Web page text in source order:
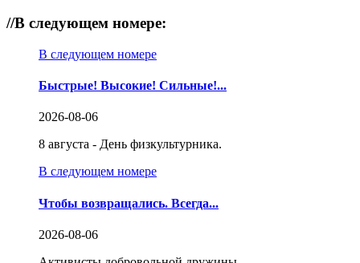
//В следующем номере:
В следующем номере
Быстрые! Высокие! Сильные!...
2026-08-06
8 августа - День физкультурника.
В следующем номере
Чтобы возвращались. Всегда...
2026-08-06